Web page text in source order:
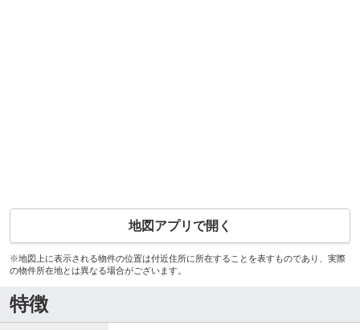
地図アプリで開く
※地図上に表示される物件の位置は付近住所に所在することを表すものであり、実際
の物件所在地とは異なる場合がございます。
特徴